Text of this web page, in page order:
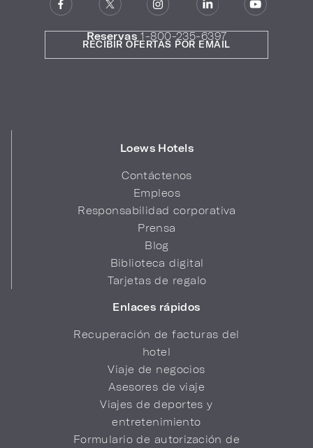
Reservas 1-800-235-6397
Loews Hotels
Contáctenos
Empleos
Responsabilidad corporativa
Prensa
Blog
Biblioteca digital
Tarjetas de regalo
Enlaces rápidos
Recuperación de facturas del
hotel
Viaje de negocios
Asesores de viaje
Viajes de deportes y
entretenimiento
Formulario de autorización de
RECIBIR OFERTAS POR EMAIL